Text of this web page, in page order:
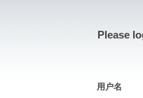
Please
用户名